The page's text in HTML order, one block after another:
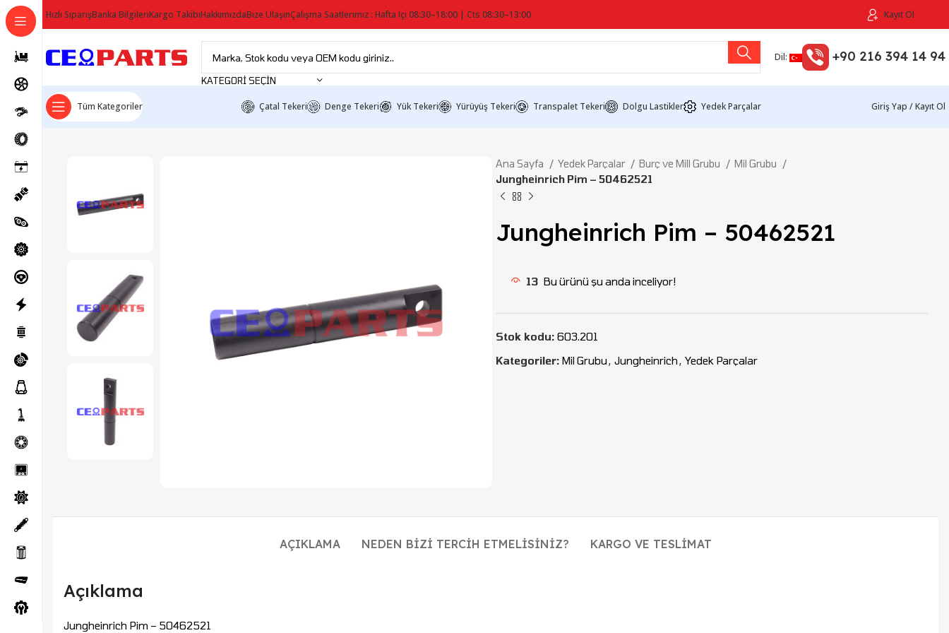
Hızlı SiparişBanka BilgileriKargo TakibiHakkımızdaBize UlaşınÇalışma Saatlerimiz : Hafta Içi 08:30–18:00 | Cts 08:30–13:00 Kayıt Ol
KATEGORI SEÇIN
Dil: +90 216 394 14 94
Tüm Kategoriler Çatal Tekeri Denge Tekeri Yük Tekeri Yürüyüş Tekeri Transpalet Tekeri Dolgu Lastikler Yedek Parçalar Giriş Yap / Kayıt Ol
Ana Sayfa Yedek Parçalar Burç ve Mill Grubu
Mil Grubu
Jungheinrich Pim – 50462521
Jungheinrich Pim – 50462521
13 Bu ürünü şu anda inceliyor!
Stok kodu: 603.201
Kategoriler: Mil Grubu, Jungheinrich, Yedek Parçalar
AÇIKLAMA NEDEN BIZI TERCIH ETMELISINIZ? KARGO VE TESLIMAT
Açıklama
Jungheinrich Pim – 50462521